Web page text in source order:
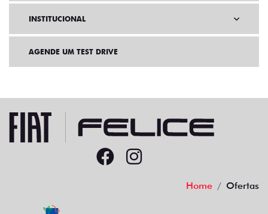
INSTITUCIONAL
AGENDE UM TEST DRIVE
Home Ofertas